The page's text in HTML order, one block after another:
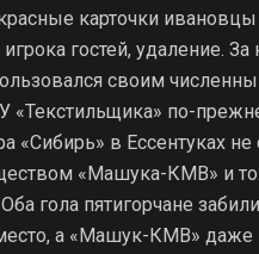
карточки
гостей, удаление.
своим
«Текстильщика» по-
«Сибирь» в Ессентуках
«Машука-КМВ» и
гола пятигорчане
а «Машук-КМВ» даже